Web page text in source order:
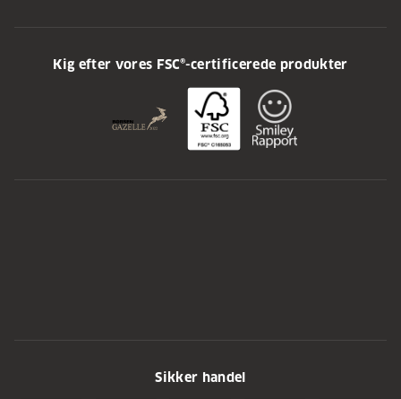
Kig efter vores FSC®-certificerede produkter
Sikker handel